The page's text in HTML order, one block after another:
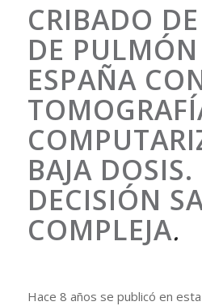
CRIBADO
DE
ESPAÑA
BAJA DOSIS.
DECISIÓN
COMPLEJA.
Hace 8 años se publicó en